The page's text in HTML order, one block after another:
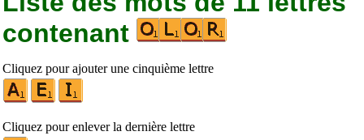
contenant
Cliquez pour ajouter une cinquième lettre
Cliquez pour enlever la dernière lettre